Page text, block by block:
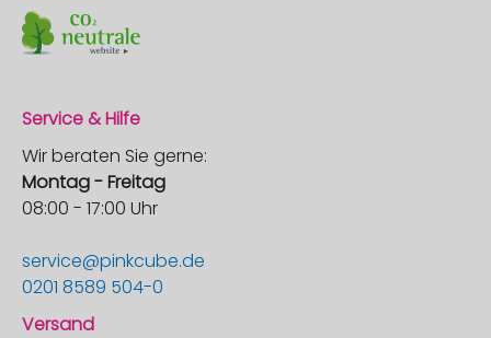
Service & Hilfe
Wir beraten Sie gerne:
Montag - Freitag
08:00 - 17:00 Uhr
service@pinkcube.de
0201 8589 504-0
Versand